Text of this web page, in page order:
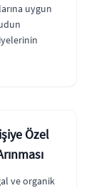
uygun
Özel
ve organik